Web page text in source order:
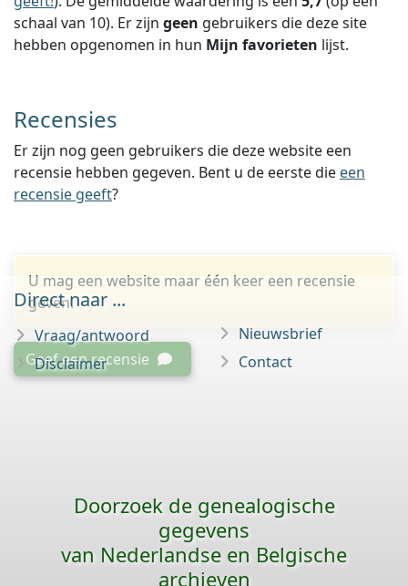
schaal van 10). Er zijn geen gebruikers die deze site
hebben opgenomen in hun Mijn favorieten lijst.
Recensies
Er zijn nog geen gebruikers die deze website een
recensie hebben gegeven. Bent u de eerste die een
recensie geeft?
U mag een website maar één keer een recensie
geven.
Geef een recensie
Direct naar ...
Vraag/antwoord
Disclaimer
Nieuwsbrief
Contact
Doorzoek de genealogische
gegevens
van Nederlandse en Belgische
archieven